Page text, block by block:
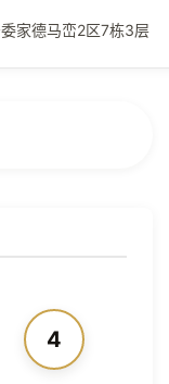
家德马峦2区7栋3层
4